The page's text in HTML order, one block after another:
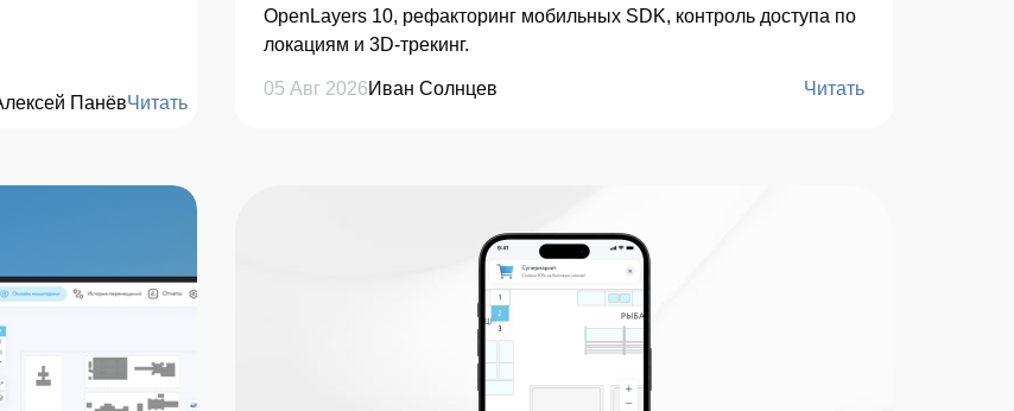
ПанёвЧитать
OpenLayers 10, рефакторинг мобильных SDK, контроль доступа по
локациям и 3D-трекинг.
05 Авг 2026Иван Солнцев Читать